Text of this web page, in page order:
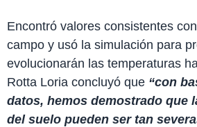
Encontró valores consistentes
campo y usó la simulación para
evolucionarán las temperaturas
Rotta Loria concluyó que “con
datos, hemos demostrado que
del suelo pueden ser tan